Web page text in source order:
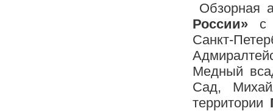
Обзорная
России»с
Санкт-
Медный
Сад,
территории